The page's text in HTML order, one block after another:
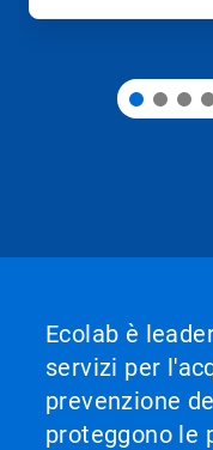
slide.
Ecolab è
servizi per
prevenzione
proteggono le